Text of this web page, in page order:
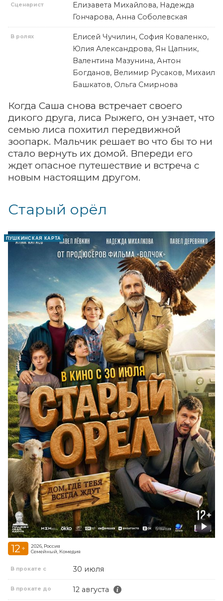
Сценарист
Елизавета Михайлова, Надежда
Гончарова, Анна Соболевская
В ролях
Елисей Чучилин, София Коваленко,
Юлия Александрова, Ян Цапник,
Валентина Мазунина, Антон
Богданов, Велимир Русаков, Михаил
Башкатов, Ольга Смирнова
Когда Саша снова встречает своего
дикого друга, лиса Рыжего, он узнает, что
семью лиса похитил передвижной
зоопарк. Мальчик решает во что бы то ни
стало вернуть их домой. Впереди его
ждет опасное путешествие и встреча с
новым настоящим другом.
Старый орёл
ПУШКИНСКАЯ КАРТА
12 +
2026, Россия
Семейный, Комедия
В прокате с 30 июля
В прокате до 12 августа